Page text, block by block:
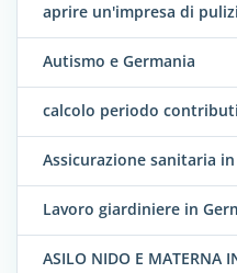
aprire un'impresa di
Autismo e Germania
calcolo periodo
Assicurazione sanitaria
Lavoro giardiniere in
ASILO NIDO E MATERNA